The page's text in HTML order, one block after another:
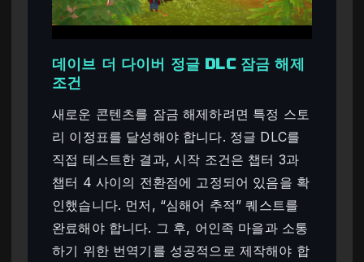
데이브 더 다이버 정글 DLC 잠금 해제
조건
새로운 콘텐츠를 잠금 해제하려면 특정 스토
리 이정표를 달성해야 합니다. 정글 DLC를
직접 테스트한 결과, 시작 조건은 챕터 3과
챕터 4 사이의 전환점에 고정되어 있음을 확
인했습니다. 먼저, “심해어 추적” 퀘스트를
완료해야 합니다. 그 후, 어인족 마을과 소통
하기 위한 번역기를 성공적으로 제작해야 합